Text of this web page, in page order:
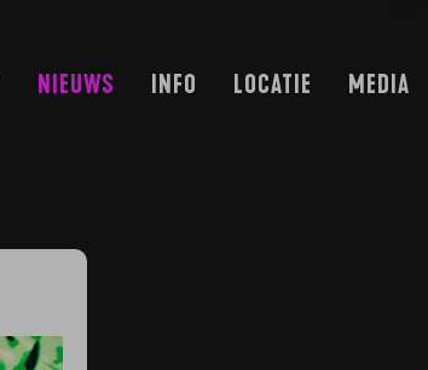
NIEUWS INFO LOCATIE MEDIA